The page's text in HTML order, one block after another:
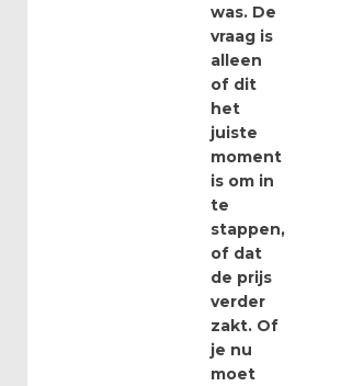
was. De
vraag is
alleen
of dit
het
juiste
moment
is om in
te
stappen,
of dat
de prijs
verder
zakt. Of
je nu
moet